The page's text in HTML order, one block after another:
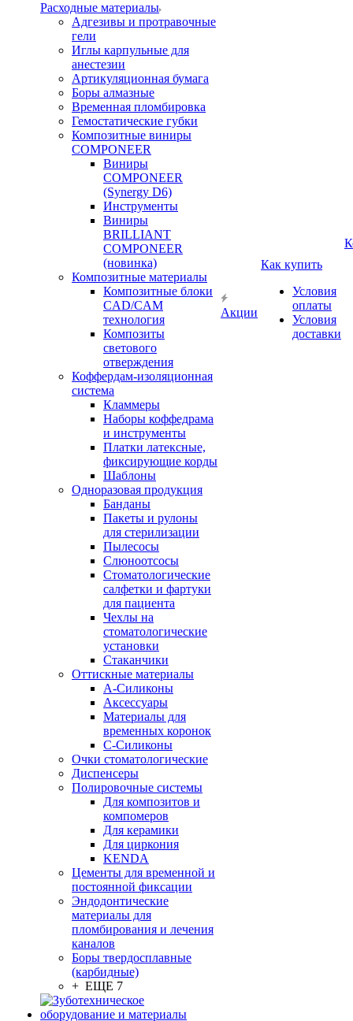
Расходные материалы
Адгезивы и протравочные
гели
Иглы карпульные для
анестезии
Артикуляционная бумага
Боры алмазные
Временная пломбировка
Гемостатические губки
Композитные виниры
COMPONEER
Виниры
COMPONEER
(Synergy D6)
Инструменты
Виниры
BRILLIANT
COMPONEER
(новинка)
Композитные материалы
Композитные блоки
CAD/СAM
технология
Композиты
светового
отверждения
Коффердам-изоляционная
система
Кламмеры
Наборы коффедрама
и инструменты
Платки латексные,
фиксирующие корды
Шаблоны
Одноразовая продукция
Банданы
Пакеты и рулоны
для стерилизации
Пылесосы
Слюноотсосы
Стоматологические
салфетки и фартуки
для пациента
Чехлы на
стоматологические
установки
Стаканчики
Оттискные материалы
А-Силиконы
Аксессуары
Материалы для
временных коронок
С-Силиконы
Очки стоматологические
Диспенсеры
Полировочные системы
Для композитов и
компомеров
Для керамики
Для циркония
KENDA
Цементы для временной и
постоянной фиксации
Эндодонтические
материалы для
пломбирования и лечения
каналов
Боры твердосплавные
(карбидные)
+ ЕЩЕ 7
Акции
Как купить
Условия
оплаты
Условия
доставки